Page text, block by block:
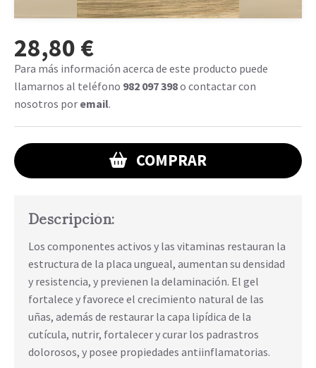
28,80 €
Para más información acerca de este producto puede
llamarnos al teléfono 982 097 398o contactar con
nosotros por email.
COMPRAR
Descripción:
Los componentes activos y las vitaminas restauran la
estructura de la placa ungueal, aumentan su densidad
y resistencia, y previenen la delaminación. El gel
fortalece y favorece el crecimiento natural de las
uñas, además de restaurar la capa lipídica de la
cutícula, nutrir, fortalecer y curar los padrastros
dolorosos, y posee propiedades antiinflamatorias.